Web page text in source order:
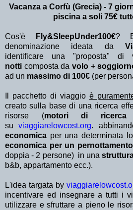
Vacanza a Corfù (Grecia) - 7
piscina a soli 75€
Cos'è Fly&SleepUnder100€?
denominazione ideata da
identificare una "proposta"
notti composta davolo +
ad un massimo di 100€ (per
Il pacchetto di viaggio è
creato sulla base di una ricerca
risorse (motori di
suviaggiarelowcost.org.
economica per una determinata
economica per un pernottamento
doppia - 2 persone) in una
b&b, appartamento ecc.).
L'idea targata by
incentivare ed insegnare a tutti i
utilizzare e sfruttare a pieno le